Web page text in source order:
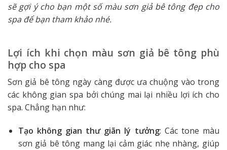
sẽ gợi ý cho bạn một số màu sơn giả bê tông đẹp cho
spa để bạn tham khảo nhé.
Lợi ích khi chọn màu sơn giả bê tông phù
hợp cho spa
Sơn giả bê tông ngày càng được ưa chuộng vào trong
các không gian spa bởi chúng mai lại nhiều lợi ích cho
spa. Chẳng hạn như:
Tạo không gian thư giãn lý tưởng: Các tone màu
sơn giả bê tông mang lại cảm giác nhẹ nhàng, giúp